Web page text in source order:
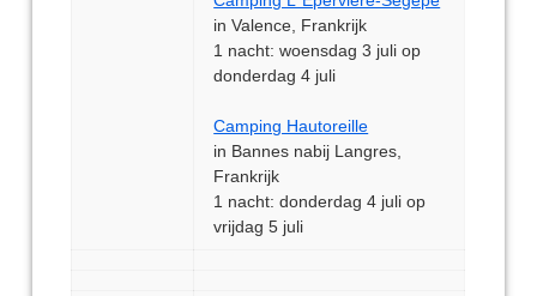
in Valence, Frankrijk
1 nacht: woensdag 3 juli op
donderdag 4 juli
Camping Hautoreille
in Bannes nabij Langres,
Frankrijk
1 nacht: donderdag 4 juli op
vrijdag 5 juli